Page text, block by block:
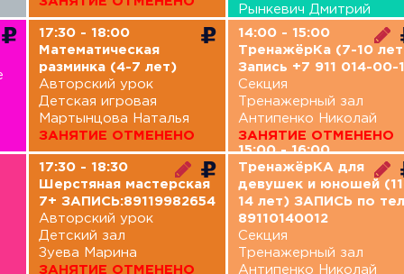
17:30 - 18:00
Математическая
разминка (4-7 лет)
Авторский урок
Детская игровая
Мартынцова Наталья
ЗАНЯТИЕ ОТМЕНЕНО
17:30 - 18:30
Шерстяная мастерская
7+ ЗАПИСЬ:89119982654
Авторский урок
Детский зал
Зуева Марина
ЗАНЯТИЕ ОТМЕНЕНО
Рынкевич Дмитрий
14:00 - 15:00
ТренажёрКа (7-10
Запись +7 911 014-00-
Секция
Тренажерный зал
Антипенко Николай
ЗАНЯТИЕ ОТМЕНЕНО
15:00 - 16:00
ТренажёрКА для
девушек и юношей
14 лет) ЗАПИСЬ по тел.
89110140012
Секция
Тренажерный зал
Антипенко Николай